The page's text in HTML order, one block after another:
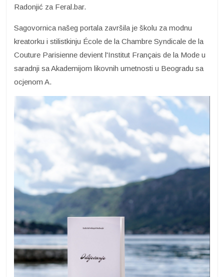
Radonjić za Feral.bar.
Sagovornica našeg portala završila je školu za modnu
kreatorku i stilistkinju École de la Chambre Syndicale de la
Couture Parisienne devient l'Institut Français de la Mode u
saradnji sa Akademijom likovnih umetnosti u Beogradu sa
ocjenom A.